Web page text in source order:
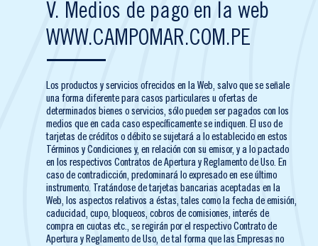
V. Medios de pago en la web
WWW.CAMPOMAR.COM.PE
Los productos y servicios ofrecidos en la Web, salvo que se señale
una forma diferente para casos particulares u ofertas de
determinados bienes o servicios, sólo pueden ser pagados con los
medios que en cada caso específicamente se indiquen. El uso de
tarjetas de créditos o débito se sujetará a lo establecido en estos
Términos y Condiciones y, en relación con su emisor, y a lo pactado
en los respectivos Contratos de Apertura y Reglamento de Uso. En
caso de contradicción, predominará lo expresado en ese último
instrumento. Tratándose de tarjetas bancarias aceptadas en la
Web, los aspectos relativos a éstas, tales como la fecha de emisión,
caducidad, cupo, bloqueos, cobros de comisiones, interés de
compra en cuotas etc., se regirán por el respectivo Contrato de
Apertura y Reglamento de Uso, de tal forma que las Empresas no